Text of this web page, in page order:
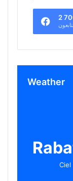
2
Weather
Ciel